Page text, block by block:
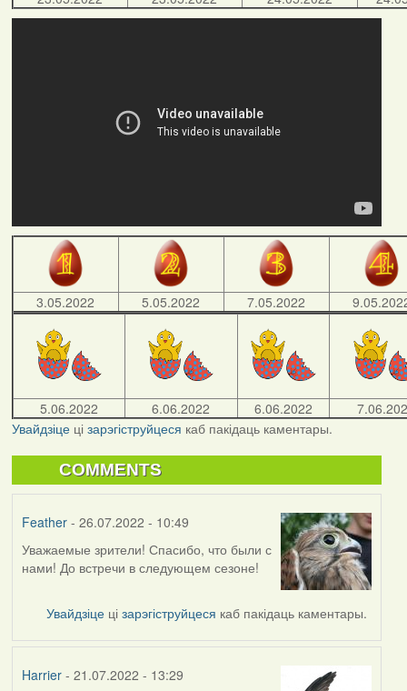
3.05.2022 5.05.2022 7.05.2022
5.06.2022 6.06.2022 6.06.2022
Увайдзіцеці зарэгіструйцеся каб пакідаць каментары.
COMMENTS
Feather- 26.07.2022 - 10:49
Уважаемые зрители! Спасибо, что были с
нами! До встречи в следующем сезоне!
Увайдзіце цізарэгіструйцеся каб пакідаць каментары.
Harrier- 21.07.2022 - 13:29